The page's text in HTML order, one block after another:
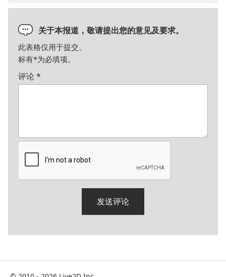
关于本报道，敬请提出您的意见及要求。
此表格仅用于提交。
标有*为必填项。
评论*